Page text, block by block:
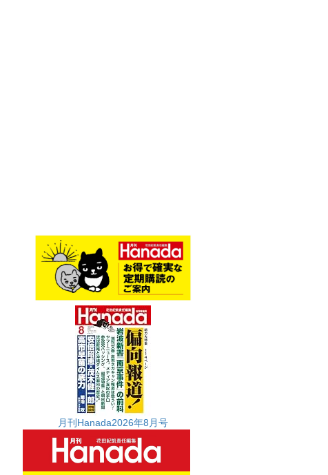
月刊Hanada2026年8月号